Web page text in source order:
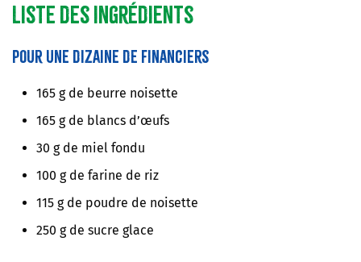
Liste des ingrédients
Pour une dizaine de financiers
165 g de beurre noisette
165 g de blancs d’œufs
30 g de miel fondu
100 g de farine de riz
115 g de poudre de noisette
250 g de sucre glace